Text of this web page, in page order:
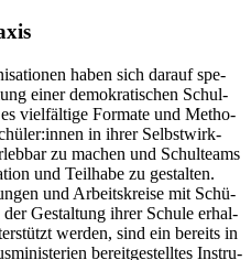
ha­ben sich dar­auf spe­
ei­ner de­mo­kra­ti­schen Schul­
viel­fäl­ti­ge For­ma­te und Me­tho­
in ih­rer Selbst­wirk­
zu ma­chen und Schul­teams
und Teil­ha­be zu ge­stal­ten.
und Ar­beits­krei­se mit Schü­
Ge­stal­tung ih­rer Schu­le er­hal­
wer­den, sind ein be­reits in
be­reit­ge­stell­tes In­stru­